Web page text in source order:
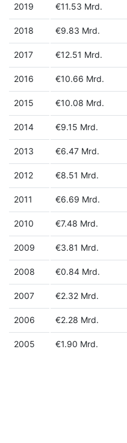
2019 €11.53 Mrd.
2018 €9.83 Mrd.
2017 €12.51 Mrd.
2016 €10.66 Mrd.
2015 €10.08 Mrd.
2014 €9.15 Mrd.
2013 €6.47 Mrd.
2012 €8.51 Mrd.
2011 €6.69 Mrd.
2010 €7.48 Mrd.
2009 €3.81 Mrd.
2008 €0.84 Mrd.
2007 €2.32 Mrd.
2006 €2.28 Mrd.
2005 €1.90 Mrd.